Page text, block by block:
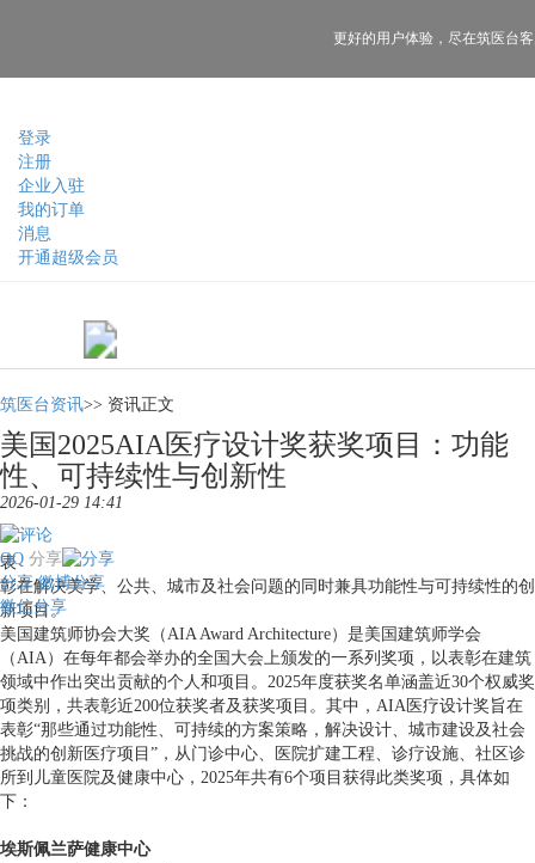
登录
注册
企业入驻
我的订单
消息
开通超级会员
更好的用户体验， 尽在筑医台
筑医台资讯>> 资讯正文
美国2025AIA医疗设计奖获奖项目：功能
性、可持续性与创新性
2026-01-29 14:41
分享
QQ
分享 微博分享
微信分享
表
彰在解决美学、公共、城市及社会问题的同时兼具功能性与可持续性的创
新项目。
美国建筑师协会大奖（AIA Award Architecture）是美国建筑师学会
（AIA）在每年都会举办的全国大会上颁发的一系列奖项，以表彰在建筑
领域中作出突出贡献的个人和项目。2025年度获奖名单涵盖近30个权威奖
项类别，共表彰近200位获奖者及获奖项目。其中，AIA医疗设计奖旨在
表彰“那些通过功能性、可持续的方案策略，解决设计、城市建设及社会
挑战的创新医疗项目”，从门诊中心、医院扩建工程、诊疗设施、社区诊
所到儿童医院及健康中心，2025年共有6个项目获得此类奖项，具体如
下：
埃斯佩兰萨健康中心